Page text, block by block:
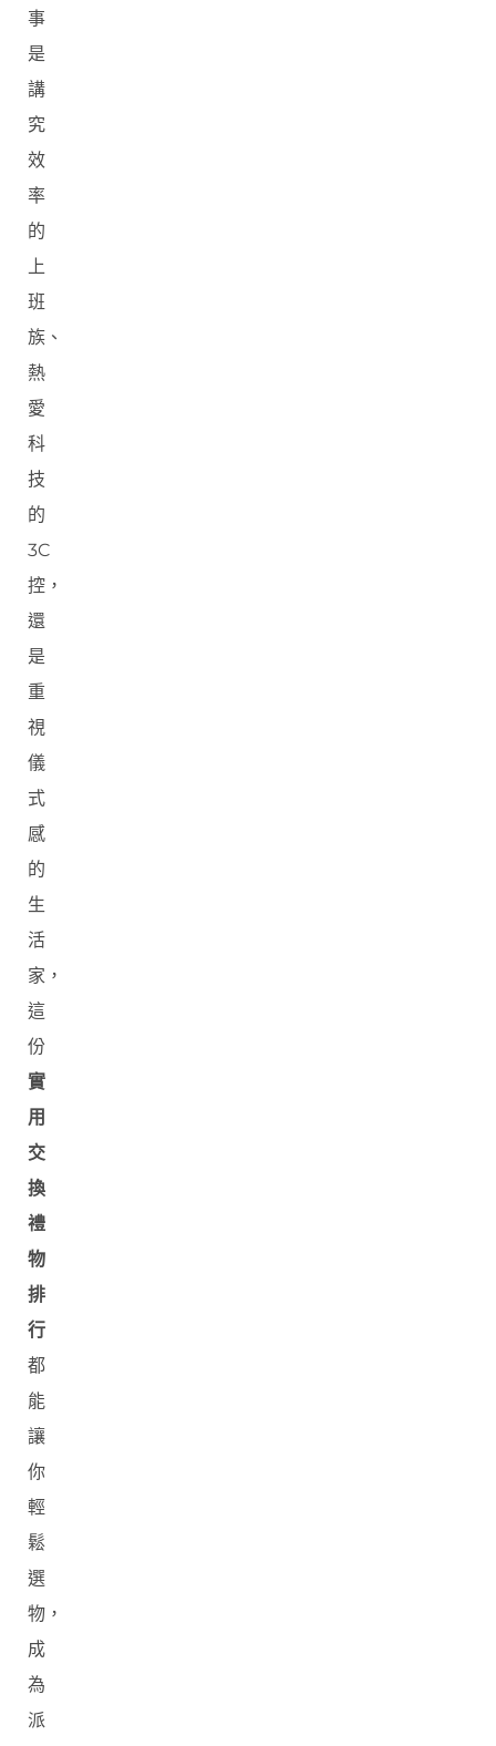
事
是
講
究
效
率
的
上
班
族、
熱
愛
科
技
的
3C
控，
還
是
重
視
儀
式
感
的
生
活
家，
這
份
實
用
交
換
禮
物
排
行
都
能
讓
你
輕
鬆
選
物，
成
為
派